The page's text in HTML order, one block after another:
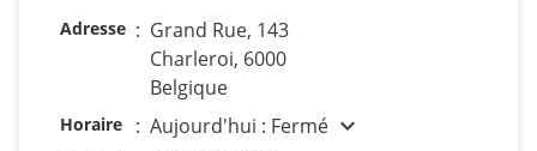
Adresse : Grand Rue, 143
Charleroi, 6000
Belgique
Horaire : Aujourd'hui : Fermé expand_more